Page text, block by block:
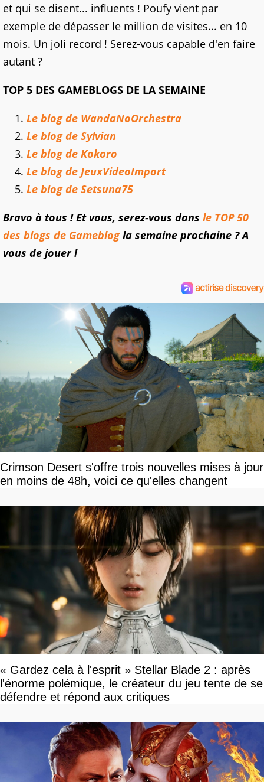
et qui se disent... influents ! Poufy vient par
exemple de dépasser le million de visites... en 10
mois. Un joli record ! Serez-vous capable d'en faire
autant ?
TOP 5 DES GAMEBLOGS DE LA SEMAINE
Le blog de WandaNoOrchestra
Le blog de Sylvian
Le blog de Kokoro
Le blog de JeuxVideoImport
Le blog de Setsuna75
Bravo à tous ! Et vous, serez-vous dans le TOP 50
des blogs de Gameblogla semaine prochaine ? A
vous de jouer !
Crimson Desert s'offre trois nouvelles mises à jour
en moins de 48h, voici ce qu'elles changent
« Gardez cela à l'esprit » Stellar Blade 2 : après
l'énorme polémique, le créateur du jeu tente de se
défendre et répond aux critiques